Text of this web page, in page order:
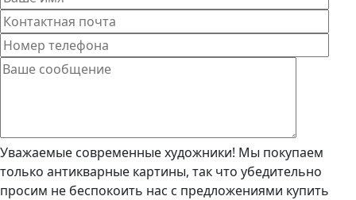
Уважаемые современные художники! Мы покупаем
только антикварные картины, так что убедительно
просим не беспокоить нас с предложениями купить